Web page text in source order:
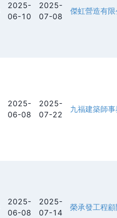
2025-
06-10
2025-
07-08
傑虹營造有
2025-
06-08
2025-
07-22
九福建築師
2025-
06-08
2025-
07-14
榮承發工程